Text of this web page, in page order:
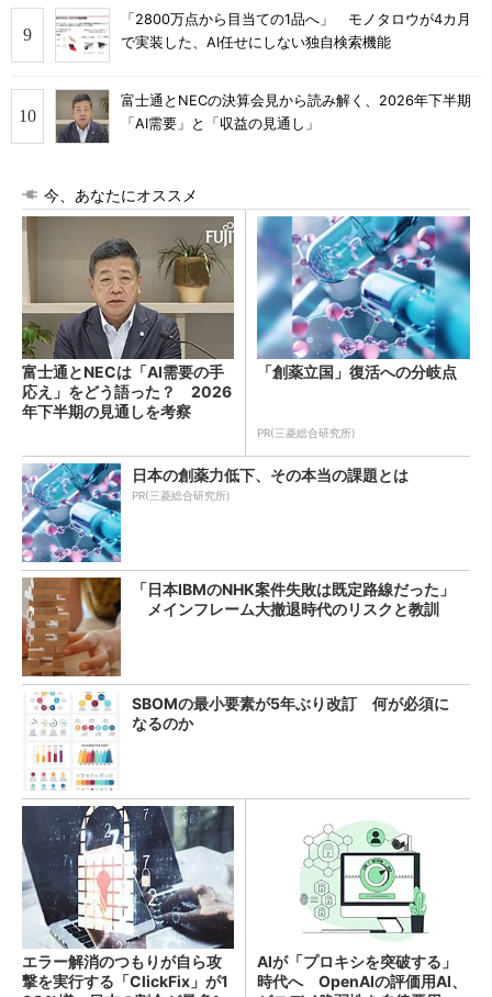
「2800万点から目当ての1品へ」 モノタロウが4カ月
で実装した、AI任せにしない独自検索機能
富士通とNECの決算会見から読み解く、2026年下半期
「AI需要」と「収益の見通し」
今、あなたにオススメ
富士通とNECは「AI需要の手
応え」をどう語った？ 2026
年下半期の見通しを考察
「創薬立国」復活への分岐点
PR(三菱総合研究所)
日本の創薬力低下、その本当の課題とは
PR(三菱総合研究所)
「日本IBMのNHK案件失敗は既定路線だった」
メインフレーム大撤退時代のリスクと教訓
SBOMの最小要素が5年ぶり改訂 何が必須に
なるのか
エラー解消のつもりが自ら攻
撃を実行する「ClickFix」が1
AIが「プロキシを突破する」
時代へ OpenAIの評価用AI、